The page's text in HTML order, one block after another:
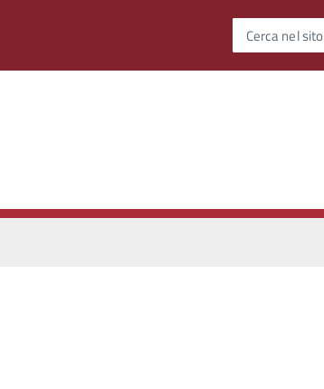
Cerca nel sito